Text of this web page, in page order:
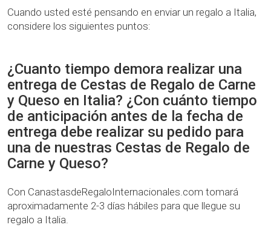
Cuando usted esté pensando en enviar un regalo a Italia,
considere los siguientes puntos:
¿Cuanto tiempo demora realizar una
entrega de Cestas de Regalo de Carne
y Queso en Italia? ¿Con cuánto tiempo
de anticipación antes de la fecha de
entrega debe realizar su pedido para
una de nuestras Cestas de Regalo de
Carne y Queso?
Con CanastasdeRegaloInternacionales.com tomará
aproximadamente 2-3 días hábiles para que llegue su
regalo a Italia.